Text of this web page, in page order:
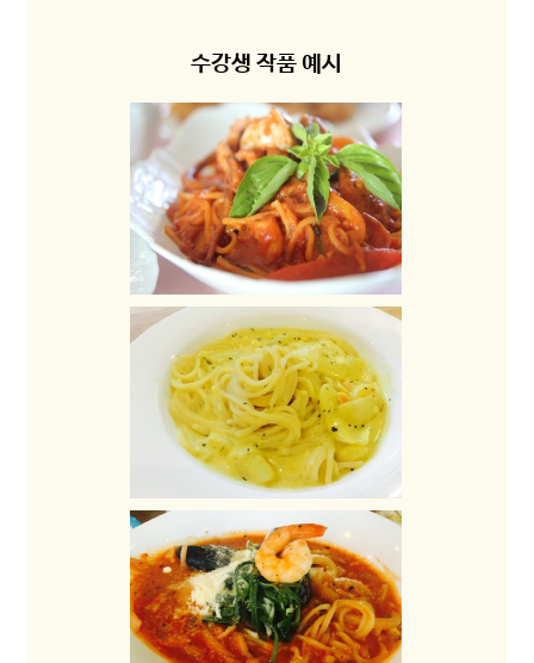
수강생 작품 예시